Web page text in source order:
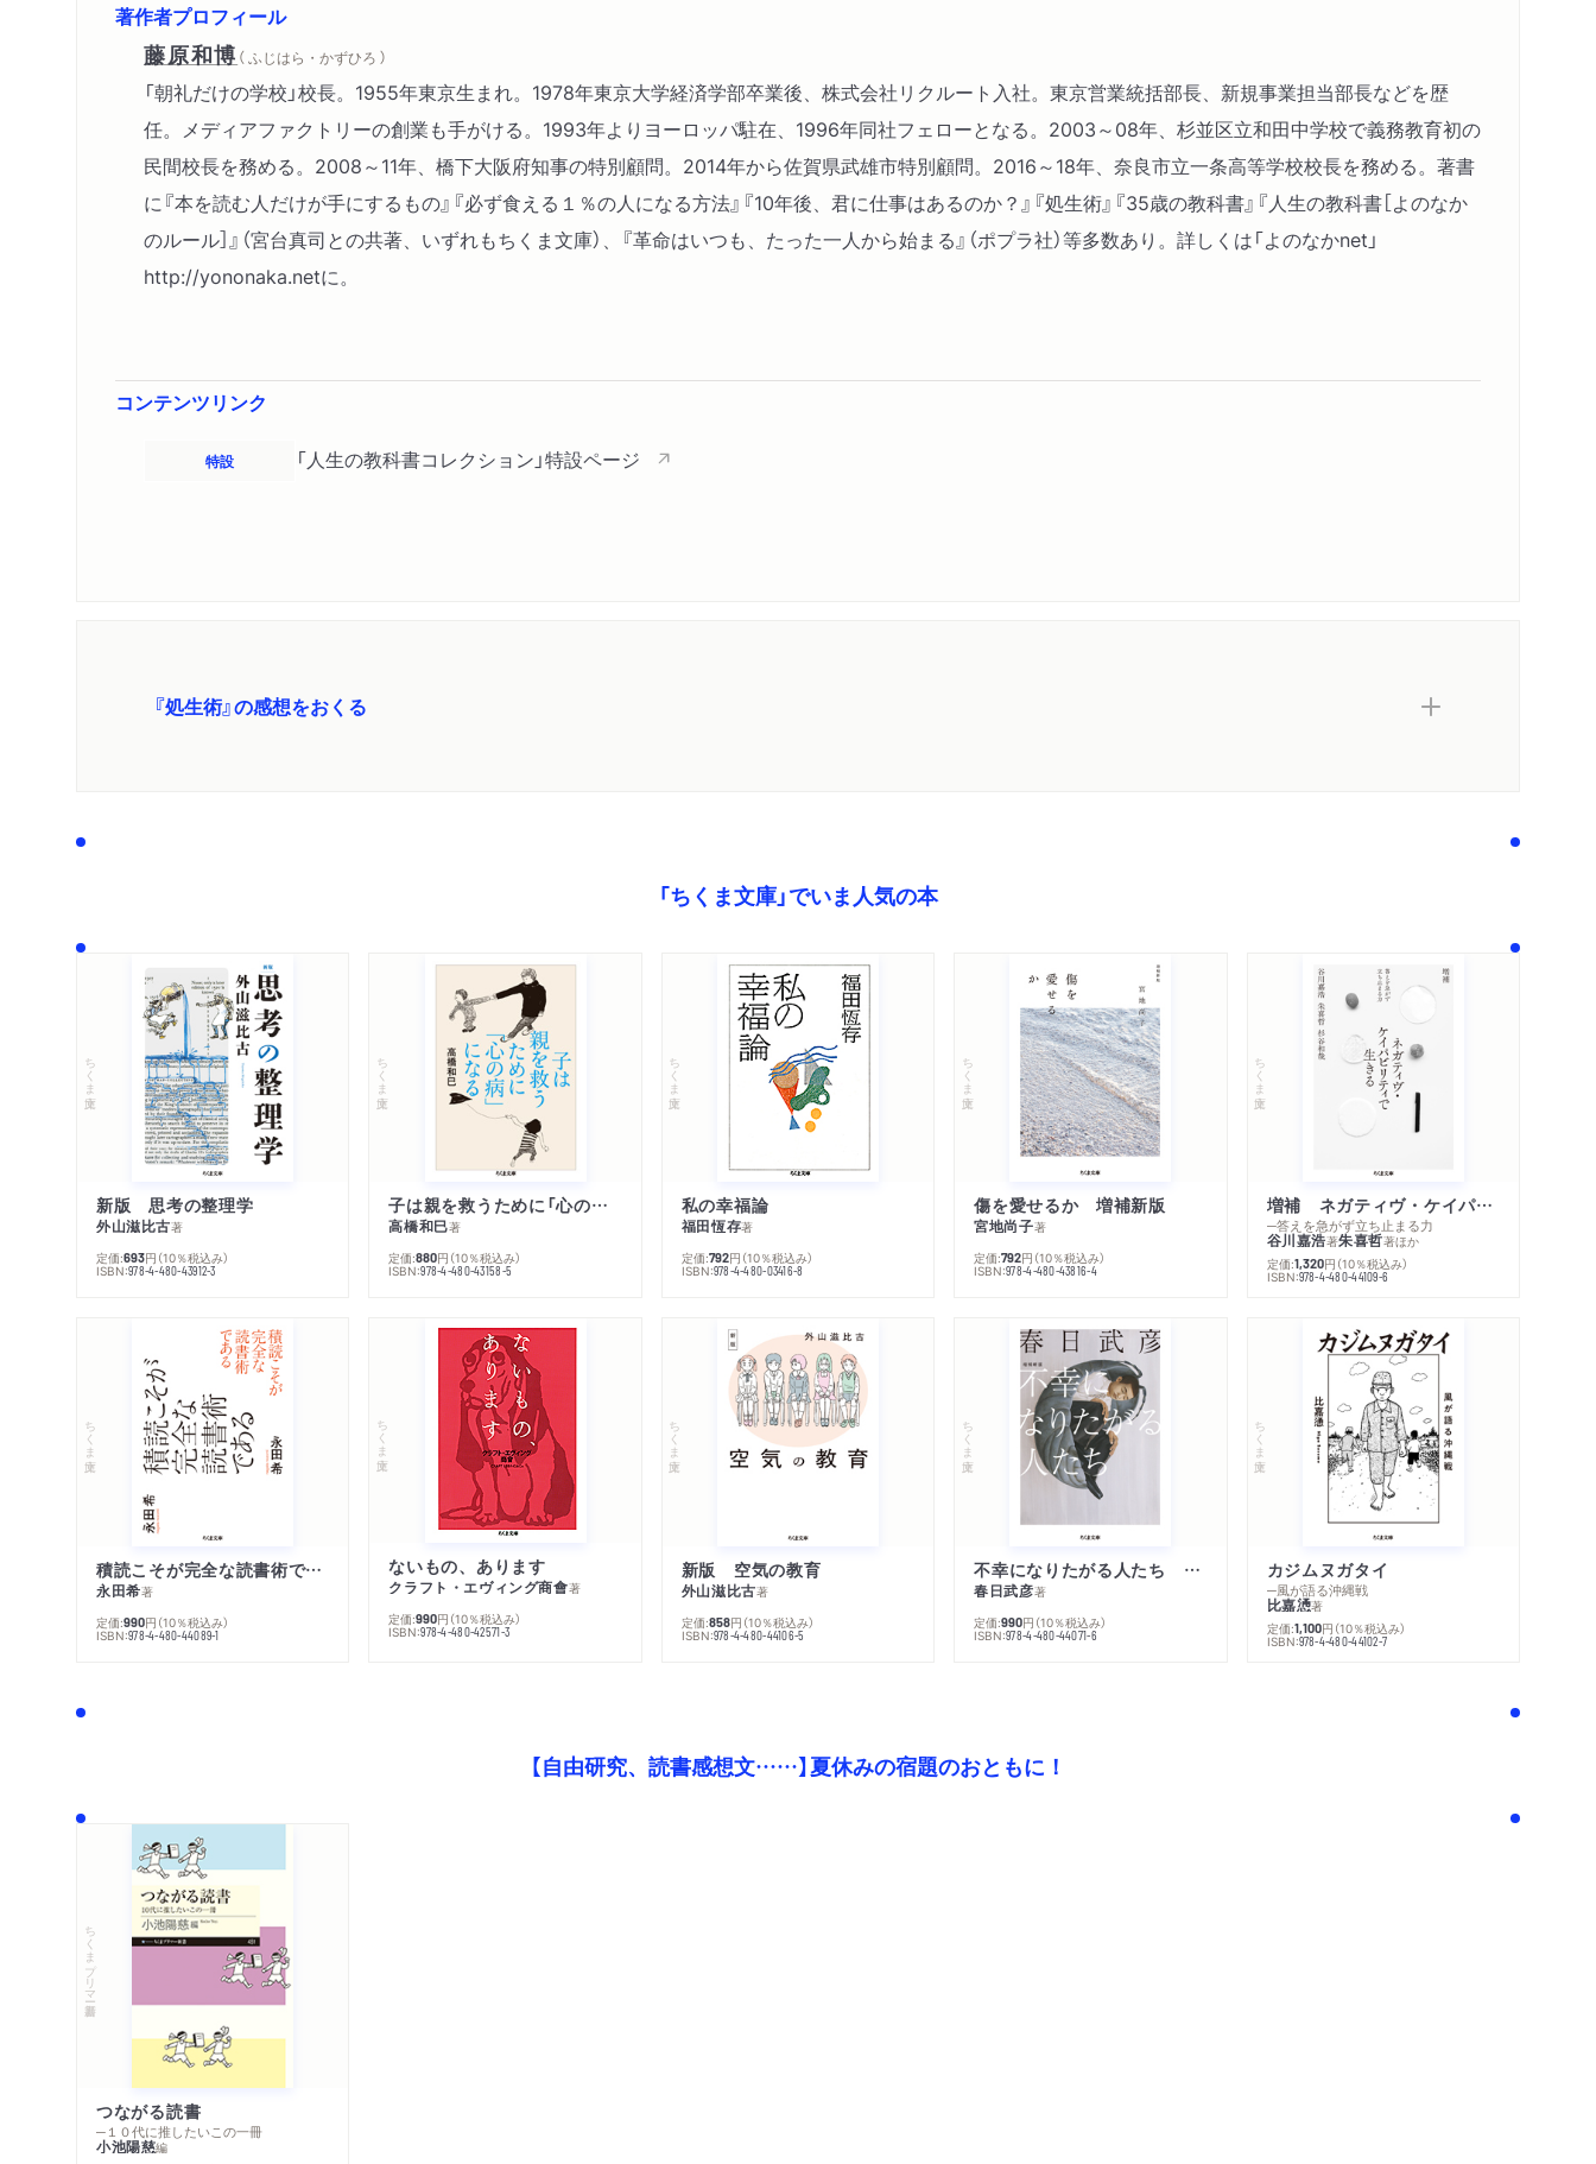
著作者プロフィール
藤原和博 （ ふじはら・かずひろ ）
「朝礼だけの学校」校長。1955年東京生まれ。1978年東京大学経済学部卒業後、株式会社リクルート入社。東京営業統括部長、新規事業担当部長などを歴
任。メディアファクトリーの創業も手がける。1993年よりヨーロッパ駐在、1996年同社フェローとなる。2003～08年、杉並区立和田中学校で義務教育初の
民間校長を務める。2008～11年、橋下大阪府知事の特別顧問。2014年から佐賀県武雄市特別顧問。2016～18年、奈良市立一条高等学校校長を務める。著書
に『本を読む人だけが手にするもの』『必ず食える１％の人になる方法』『10年後、君に仕事はあるのか？』『処生術』『35歳の教科書』『人生の教科書［よのなか
のルール］』（宮台真司との共著、いずれもちくま文庫）、『革命はいつも、たった一人から始まる』（ポプラ社）等多数あり。詳しくは「よのなかnet」
http://yononaka.netに。
コンテンツリンク
特設 「人生の教科書コレクション」特設ページ
『処生術』の感想をおくる
「ちくま文庫」でいま人気の本
ちくま文庫
新版 思考の整理学
外山滋比古著
定価:693円 （10％税込み）
ISBN:978-4-480-43912-3
ちくま文庫
子は親を救うために「心の病」になる
高橋和巳著
定価:880円 （10％税込み）
ISBN:978-4-480-43158-5
ちくま文庫
私の幸福論
福田恆存著
定価:792円 （10％税込み）
ISBN:978-4-480-03416-8
ちくま文庫
傷を愛せるか 増補新版
宮地尚子著
定価:792円 （10％税込み）
ISBN:978-4-480-43816-4
ちくま文庫
増補 ネガティヴ・ケイパビリティで生きる
─答えを急がず立ち止まる力
谷川嘉浩著朱喜哲著ほか
定価:1,320円 （10％税込み）
ISBN:978-4-480-44109-6
ちくま文庫
積読こそが完全な読書術である
永田希著
定価:990円 （10％税込み）
ISBN:978-4-480-44089-1
ちくま文庫
ないもの、あります
クラフト・エヴィング商會著
定価:990円 （10％税込み）
ISBN:978-4-480-42571-3
ちくま文庫
新版 空気の教育
外山滋比古著
定価:858円 （10％税込み）
ISBN:978-4-480-44106-5
ちくま文庫
不幸になりたがる人たち 増補新版
春日武彦著
定価:990円 （10％税込み）
ISBN:978-4-480-44071-6
ちくま文庫
カジムヌガタイ
─風が語る沖縄戦
比嘉慂著
定価:1,100円 （10％税込み）
ISBN:978-4-480-44102-7
【自由研究、読書感想文……】夏休みの宿題のおともに！
ちくまプリマー新書
つながる読書
─１０代に推したいこの一冊
小池陽慈編